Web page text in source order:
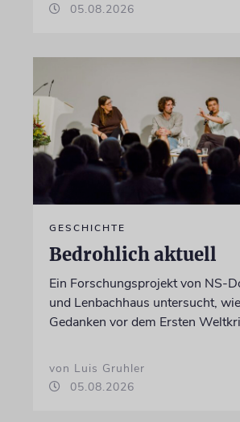
05.08.2026
GESCHICHTE
Bedrohlich aktuell
Ein Forschungsprojekt von NS-
und Lenbachhaus untersucht,
Gedanken vor dem Ersten
von Luis Gruhler
05.08.2026